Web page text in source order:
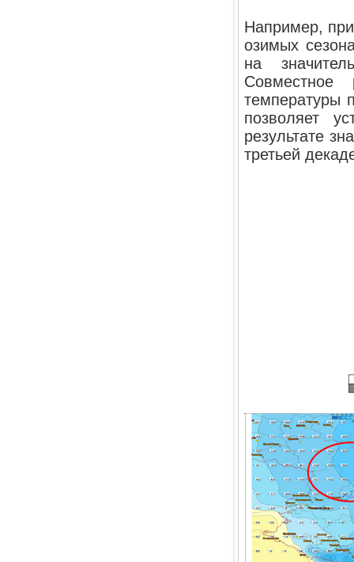
Например,
озимых
на
Совместное
температуры
позволяет
результате
третьей